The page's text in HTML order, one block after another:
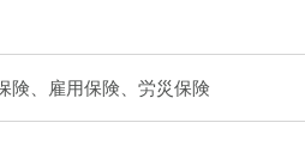
険、雇用保険、労災保険